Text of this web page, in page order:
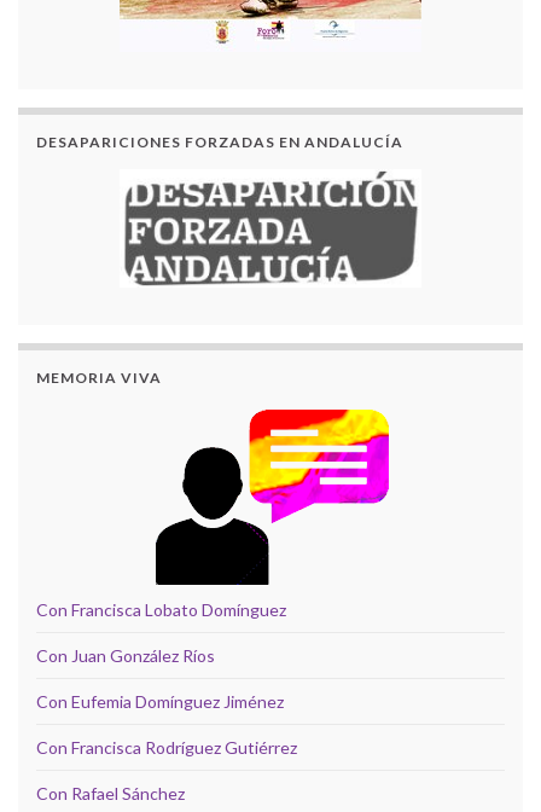
DESAPARICIONES FORZADAS EN ANDALUCÍA
MEMORIA VIVA
Con Francisca Lobato Domínguez
Con Juan González Ríos
Con Eufemia Domínguez Jiménez
Con Francisca Rodríguez Gutiérrez
Con Rafael Sánchez